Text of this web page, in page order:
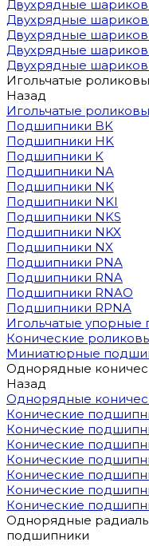
Двухрядные
Двухрядные
Двухрядные
Двухрядные
Двухрядные
Игольчатые
Назад
Игольчатые
Подшипники BK
Подшипники HK
Подшипники K
Подшипники NA
Подшипники NK
Подшипники NKI
Подшипники NKS
Подшипники NKX
Подшипники NX
Подшипники PNA
Подшипники RNA
Подшипники RNAO
Подшипники RPNA
Игольчатые упорные
Конические
Миниатюрные
Однорядные
Назад
Однорядные
Конические
Конические
Конические
Конические
Конические
Конические
Конические
Однорядные
подшипники